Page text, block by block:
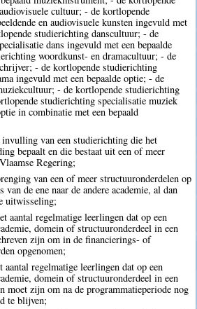
cultuur; - de kortlopende
en audiovisuele kunsten ingevuld met
studierichting danscultuur; - de
dans ingevuld met een bepaalde
woordkunst- en dramacultuur; - de
- de kortlopende studierichting
ingevuld met een bepaalde optie; - de
- de kortlopende studierichting
studierichting specialisatie muziek
in combinatie met een bepaald
van een studierichting die het
bepaalt en die bestaat uit een of meer
Regering;
van een of meer structuuronderdelen op
van de ene naar de andere academie, al dan
uitwisseling;
aantal regelmatige leerlingen dat op een
domein of structuuronderdeel in een
zijn om in de financierings- of
opgenomen;
regelmatige leerlingen dat op een
domein of structuuronderdeel in een
moet zijn om na de programmatieperiode nog
te blijven;